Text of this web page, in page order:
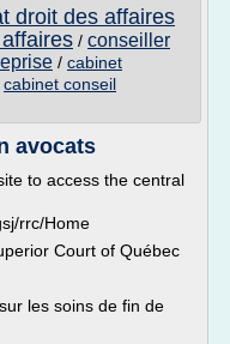
droit des affaires
/ conseiller
/ cabinet
cabinet conseil
avocats
to access the central
rrc/Home
Court of Québec
les soins de fin de